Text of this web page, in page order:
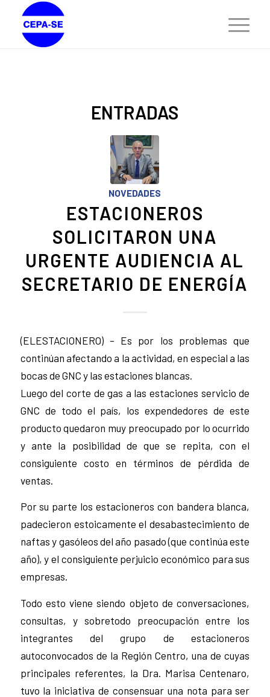
ENTRADAS
NOVEDADES
ESTACIONEROS
SOLICITARON UNA
URGENTE AUDIENCIA AL
SECRETARIO DE ENERGÍA
(ELESTACIONERO) – Es por los problemas que
continúan afectando a la actividad, en especial a las
bocas de GNC y las estaciones blancas.
Luego del corte de gas a las estaciones servicio de
GNC de todo el país, los expendedores de este
producto quedaron muy preocupado por lo ocurrido
y ante la posibilidad de que se repita, con el
consiguiente costo en términos de pérdida de
ventas.
Por su parte los estacioneros con bandera blanca,
padecieron estoicamente el desabastecimiento de
naftas y gasóleos del año pasado (que continúa este
año), y el consiguiente perjuicio económico para sus
empresas.
Todo esto viene siendo objeto de conversaciones,
consultas, y sobretodo preocupación entre los
integrantes del grupo de estacioneros
autoconvocados de la Región Centro, una de cuyas
principales referentes, la Dra. Marisa Centenaro,
tuvo la iniciativa de consensuar una nota para ser